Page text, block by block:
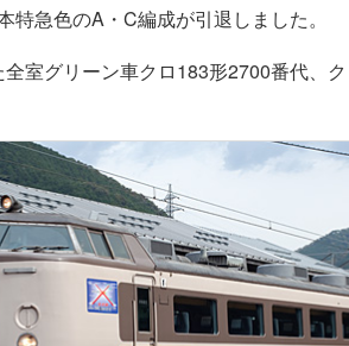
急色のA・C編成が引退しました。
室グリーン車クロ183形2700番代、ク